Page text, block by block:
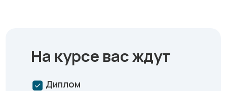
На курсе вас ждут
Диплом